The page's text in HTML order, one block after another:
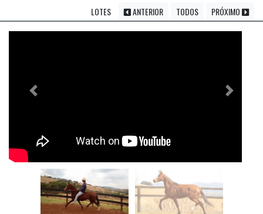
LOTES ANTERIOR TODOS PRÓXIMO
Previous Próximo